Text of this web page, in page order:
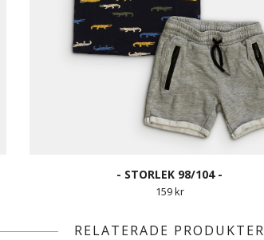
- STORLEK 98/104 -
159 kr
RELATERADE PRODUKTER